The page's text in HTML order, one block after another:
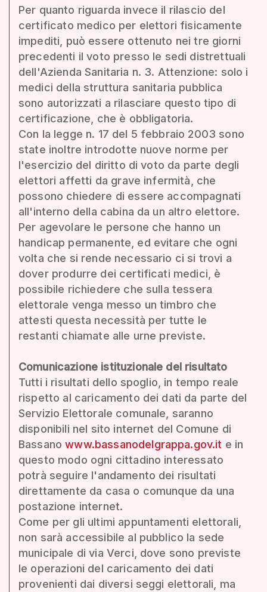
Per quanto riguarda invece il rilascio del
certificato medico per elettori fisicamente
impediti, può essere ottenuto nei tre giorni
precedenti il voto presso le sedi distrettuali
dell'Azienda Sanitaria n. 3. Attenzione: solo i
medici della struttura sanitaria pubblica
sono autorizzati a rilasciare questo tipo di
certificazione, che è obbligatoria.
Con la legge n. 17 del 5 febbraio 2003 sono
state inoltre introdotte nuove norme per
l'esercizio del diritto di voto da parte degli
elettori affetti da grave infermità, che
possono chiedere di essere accompagnati
all'interno della cabina da un altro elettore.
Per agevolare le persone che hanno un
handicap permanente, ed evitare che ogni
volta che si rende necessario ci si trovi a
dover produrre dei certificati medici, è
possibile richiedere che sulla tessera
elettorale venga messo un timbro che
attesti questa necessità per tutte le
restanti chiamate alle urne previste.
Comunicazione istituzionale del risultato
Tutti i risultati dello spoglio, in tempo reale
rispetto al caricamento dei dati da parte del
Servizio Elettorale comunale, saranno
disponibili nel sito internet del Comune di
Bassanowww.bassanodelgrappa.gov.it e in
questo modo ogni cittadino interessato
potrà seguire l'andamento dei risultati
direttamente da casa o comunque da una
postazione internet.
Come per gli ultimi appuntamenti elettorali,
non sarà accessibile al pubblico la sede
municipale di via Verci, dove sono previste
le operazioni del caricamento dei dati
provenienti dai diversi seggi elettorali, ma